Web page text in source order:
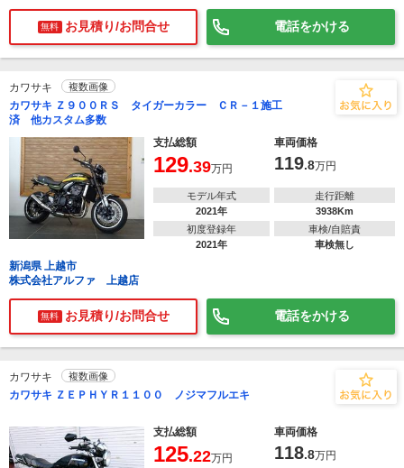
無料 お見積り/お問合せ 電話をかける
カワサキ 複数画像
カワサキ Ｚ９００ＲＳ タイガーカラー ＣＲ－１施工
済 他カスタム多数
支払総額
車両価格
129.39万円 119.8万円
モデル年式
2021年
走行距離
3938Km
初度登録年
2021年
車検/自賠責
車検無し
新潟県 上越市
株式会社アルファ 上越店
無料 お見積り/お問合せ 電話をかける
カワサキ 複数画像
カワサキ ＺＥＰＨＹＲ１１００ ノジマフルエキ
支払総額 車両価格
125.22万円 118.8万円